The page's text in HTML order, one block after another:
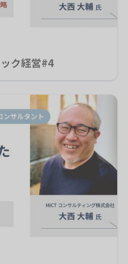
ク経営#4